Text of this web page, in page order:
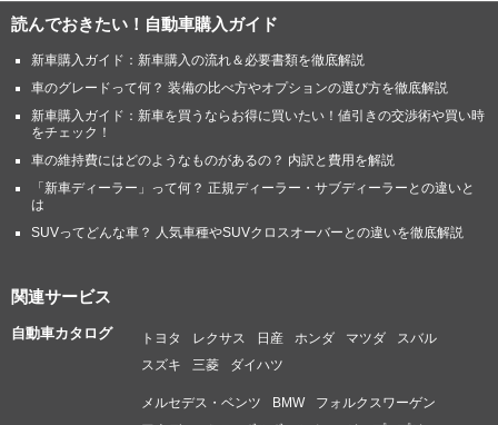
読んでおきたい！自動車購入ガイド
新車購入ガイド：新車購入の流れ＆必要書類を徹底解説
車のグレードって何？ 装備の比べ方やオプションの選び方を徹底解説
新車購入ガイド：新車を買うならお得に買いたい！値引きの交渉術や買い時
をチェック！
車の維持費にはどのようなものがあるの？ 内訳と費用を解説
「新車ディーラー」って何？ 正規ディーラー・サブディーラーとの違いと
は
SUVってどんな車？ 人気車種やSUVクロスオーバーとの違いを徹底解説
関連サービス
自動車カタログ トヨタ レクサス 日産 ホンダ マツダ
スバル
スズキ
三菱 ダイハツ
メルセデス・ベンツ BMW
フォルクスワーゲン